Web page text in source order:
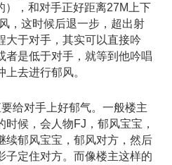
），和对手正好距离27M上下
，这时候后退一步，超出射
大于对手，其实可以直接吟
者是低于对手，就等到他吟唱
去进行郁风。
给对手上好郁气。一般楼主
候，会人物FJ，郁风宝宝，
续郁风宝宝，郁风对方，然后
子定住对方。而像楼主这样的